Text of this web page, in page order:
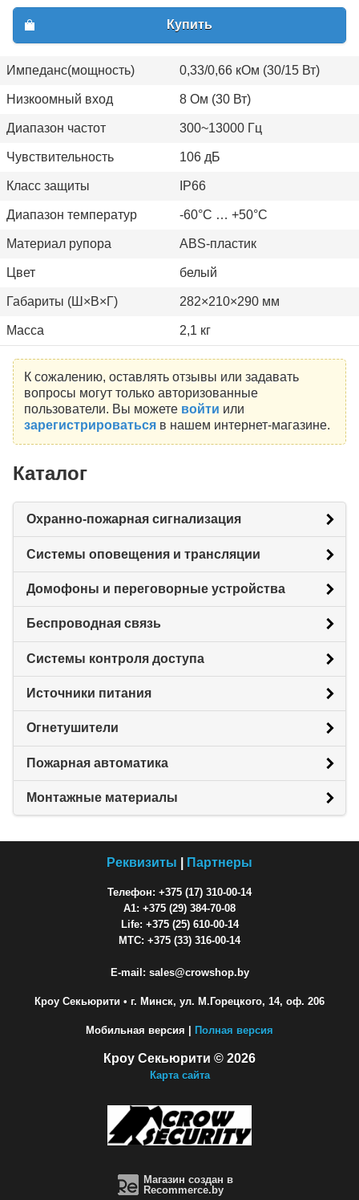
Купить
Импеданс(мощность) 0,33/0,66 кОм (30/15 Вт)
Низкоомный вход 8 Ом (30 Вт)
Диапазон частот 300~13000 Гц
Чувствительность 106 дБ
Класс защиты IP66
Диапазон температур -60°C … +50°C
Материал рупора ABS-пластик
Цвет белый
Габариты (Ш×В×Г) 282×210×290 мм
Масса 2,1 кг
К сожалению, оставлять отзывы или задавать
вопросы могут только авторизованные
пользователи. Вы можете войти или
зарегистрироватьсяв нашем интернет-магазине.
Каталог
Охранно-пожарная сигнализация
Системы оповещения и трансляции
Домофоны и переговорные устройства
Беспроводная связь
Системы контроля доступа
Источники питания
Огнетушители
Пожарная автоматика
Монтажные материалы
Реквизиты Партнеры
Телефон: +375 (17) 310-00-14
A1: +375 (29) 384-70-08
Life: +375 (25) 610-00-14
МТС: +375 (33) 316-00-14
E-mail: sales@crowshop.by
Кроу Секьюрити • г. Минск, ул. М.Горецкого, 14, оф. 206
Мобильная версия | Полная версия
Кроу Секьюрити © 2026
Карта сайта
Магазин создан в
Recommerce.by